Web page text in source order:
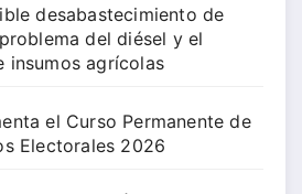
desabastecimiento de
del diésel y el
insumos agrícolas
el Curso Permanente de
Electorales 2026